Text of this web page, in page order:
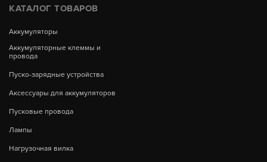
КАТАЛОГ ТОВАРОВ
Аккумуляторы
Аккумуляторные клеммы и
провода
Пуско-зарядные устройства
Аксессуары для аккумуляторов
Пусковые провода
Лампы
Нагрузочная вилка